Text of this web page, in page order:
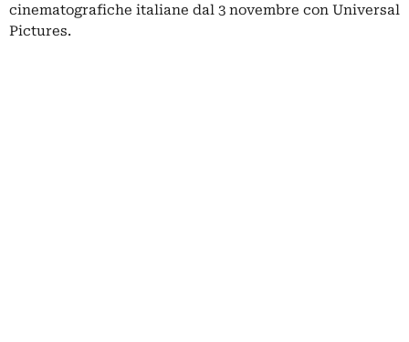
cinematografiche italiane dal 3 novembre con Universal
Pictures.